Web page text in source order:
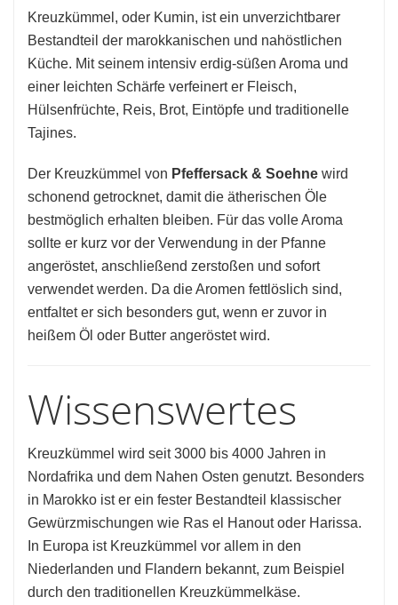
Kreuzkümmel, oder Kumin, ist ein unverzichtbarer
Bestandteil der marokkanischen und nahöstlichen
Küche. Mit seinem intensiv erdig-süßen Aroma und
einer leichten Schärfe verfeinert er Fleisch,
Hülsenfrüchte, Reis, Brot, Eintöpfe und traditionelle
Tajines.
Der Kreuzkümmel von Pfeffersack & Soehne wird
schonend getrocknet, damit die ätherischen Öle
bestmöglich erhalten bleiben. Für das volle Aroma
sollte er kurz vor der Verwendung in der Pfanne
angeröstet, anschließend zerstoßen und sofort
verwendet werden. Da die Aromen fettlöslich sind,
entfaltet er sich besonders gut, wenn er zuvor in
heißem Öl oder Butter angeröstet wird.
Wissenswertes
Kreuzkümmel wird seit 3000 bis 4000 Jahren in
Nordafrika und dem Nahen Osten genutzt. Besonders
in Marokko ist er ein fester Bestandteil klassischer
Gewürzmischungen wie Ras el Hanout oder Harissa.
In Europa ist Kreuzkümmel vor allem in den
Niederlanden und Flandern bekannt, zum Beispiel
durch den traditionellen Kreuzkümmelkäse.